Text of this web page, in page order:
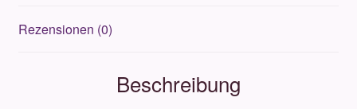
Rezensionen (0)
Beschreibung